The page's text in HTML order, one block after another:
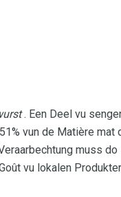
. Een Deel vu
vun de Matière mat
muss
vu lokalen